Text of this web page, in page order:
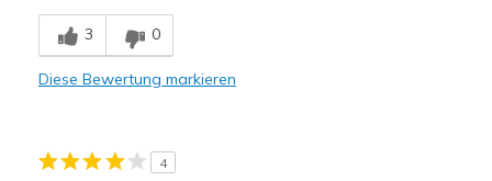
Geeignete Verwendung
Casual Wear
View On Shoes
I'm Into Shoes
3 0
Diese Bewertung markieren
4